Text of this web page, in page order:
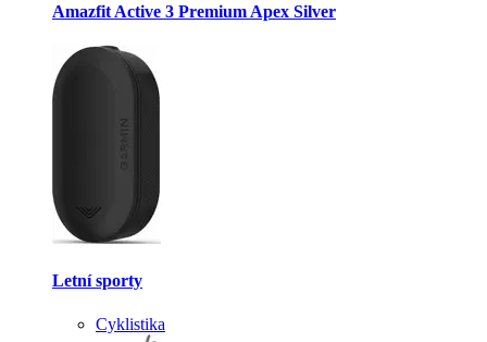
Amazfit Active 3 Premium Apex Silver
Letní sporty
Cyklistika